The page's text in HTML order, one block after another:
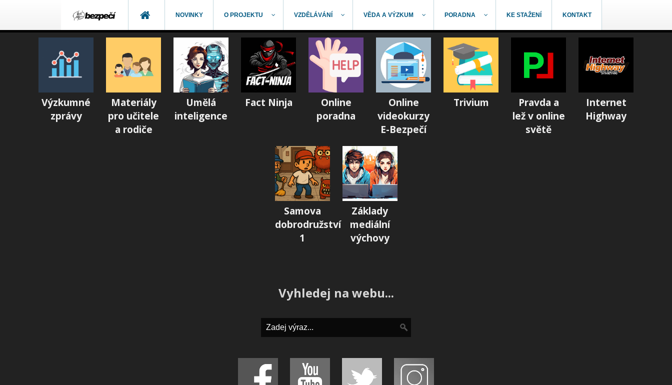
NOVINKY O PROJEKTU VZDĚLÁVÁNÍ VĚDA A VÝZKUM PORADNA KE STAŽENÍ KONTAKT
Výzkumné
zprávy
Materiály
pro učitele
a rodiče
Umělá
inteligence
Fact Ninja
Online
poradna
Online
videokurzy
E-Bezpečí
Trivium
Pravda a
lež v online
světě
Internet
Highway
Samova
dobrodružství
1
Základy
mediální
výchovy
Vyhledej na webu...